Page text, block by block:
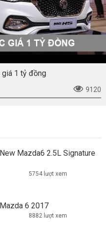
giá 1 tỷ đồng
9120
Mazda6 2.5L Signature
5754 lượt xem
6 2017
8882 lượt xem